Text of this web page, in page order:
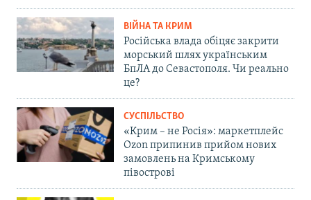
ВІЙНА ТА КРИМ
Російська влада обіцяє закрити
морський шлях українським
БпЛА до Севастополя. Чи реально
це?
СУСПІЛЬСТВО
«Крим – не Росія»: маркетплейс
Ozon припинив прийом нових
замовлень на Кримському
півострові